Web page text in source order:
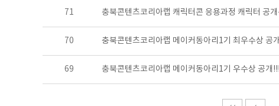
71 충북콘텐츠코리아랩 캐릭터콘 응용과정 캐릭터 공
70 충북콘텐츠코리아랩 메이커동아리1기 최우수상 공
69 충북콘텐츠코리아랩 메이커동아리1기 우수상 공개!!!